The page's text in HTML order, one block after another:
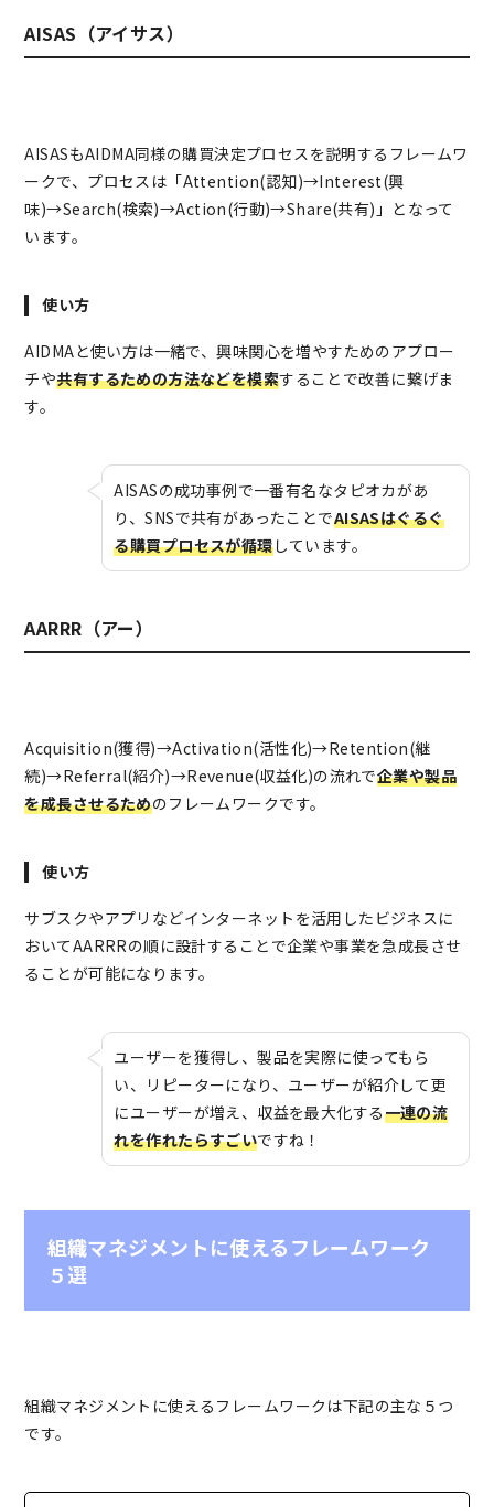
AISAS（アイサス）
AISASもAIDMA同様の購買決定プロセスを説明するフレームワ
ークで、プロセスは「Attention(認知)→Interest(興
味)→Search(検索)→Action(行動)→Share(共有)」となって
います。
使い方
AIDMAと使い方は一緒で、興味関心を増やすためのアプロー
チや共有するための方法などを模索することで改善に繋げま
す。
AISASの成功事例で一番有名なタピオカがあ
り、SNSで共有があったことでAISASはぐるぐ
る購買プロセスが循環しています。
AARRR（アー）
Acquisition(獲得)→Activation(活性化)→Retention(継
続)→Referral(紹介)→Revenue(収益化)の流れで企業や製品
を成長させるためのフレームワークです。
使い方
サブスクやアプリなどインターネットを活用したビジネスに
おいてAARRRの順に設計することで企業や事業を急成長させ
ることが可能になります。
ユーザーを獲得し、製品を実際に使ってもら
い、リピーターになり、ユーザーが紹介して更
にユーザーが増え、収益を最大化する一連の流
れを作れたらすごいですね！
組織マネジメントに使えるフレームワーク
５選
組織マネジメントに使えるフレームワークは下記の主な５つ
です。